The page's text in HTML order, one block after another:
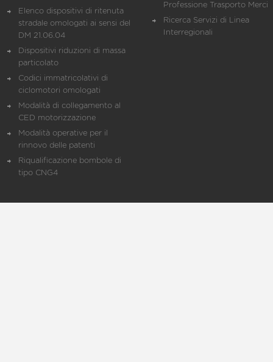
Elenco dispositivi di ritenuta
stradale omologati ai sensi del
DM 21.06.04
Dispositivi riduzioni di massa
particolato
Codici immatricolativi di
ciclomotori omologati
Modalità di collegamento al
CED motorizzazione
Modalità operative per il
rinnovo delle patenti
Riqualificazione bombole di
tipo CNG4
Professione Trasporto Merci
Ricerca Servizi di Linea
Interregionali